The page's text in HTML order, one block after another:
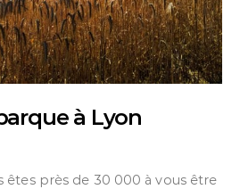
à Lyon
êtes près de 30 000 à vous être